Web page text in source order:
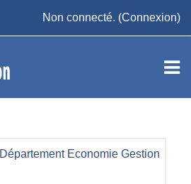
Non connecté. (Connexion)
Département Economie Gestion